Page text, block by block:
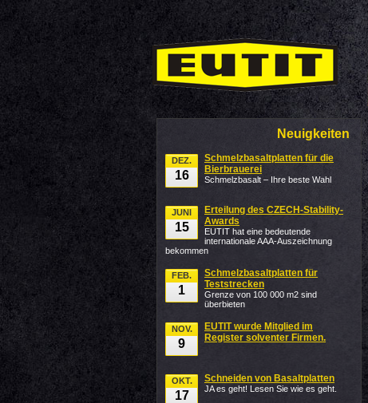
Neuigkeiten
DEZ.
16
Schmelzbasaltplatten für die
Bierbrauerei
Schmelzbasalt – Ihre beste Wahl
JUNI
15
Erteilung des CZECH-Stability-
Awards
EUTIT hat eine bedeutende
internationale AAA-Auszeichnung
bekommen
FEB.
1
Schmelzbasaltplatten für
Teststrecken
Grenze von 100 000 m2 sind
überbieten
NOV.
9
EUTIT wurde Mitglied im
Register solventer Firmen.
OKT.
17
Schneiden von Basaltplatten
JA es geht! Lesen Sie wie es geht.